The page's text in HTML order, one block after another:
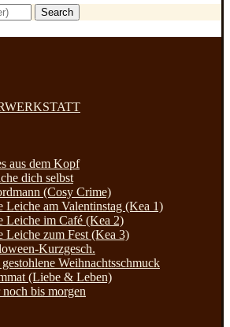
Search
aus dem Kopf
dich selbst
(Cosy Crime)
Leiche am Valentinstag (Kea 1)
Leiche im Café (Kea 2)
Leiche zum Fest (Kea 3)
Kurzgesch.
Weihnachtsschmuck
(Liebe & Leben)
bis morgen